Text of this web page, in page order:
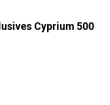
Cyprium 500